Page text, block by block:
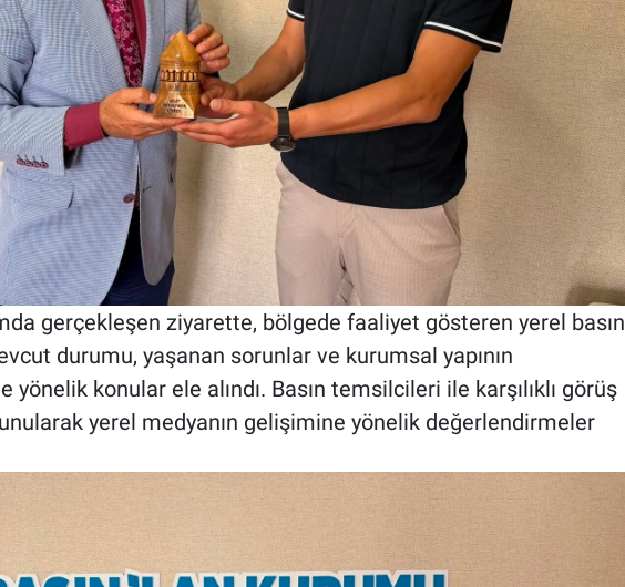
gerçekleşen ziyarette, bölgede faaliyet gösteren yerel basın
durumu, yaşanan sorunlar ve kurumsal yapının
yönelik konular ele alındı. Basın temsilcileri ile karşılıklı görüş
yerel medyanın gelişimine yönelik değerlendirmeler